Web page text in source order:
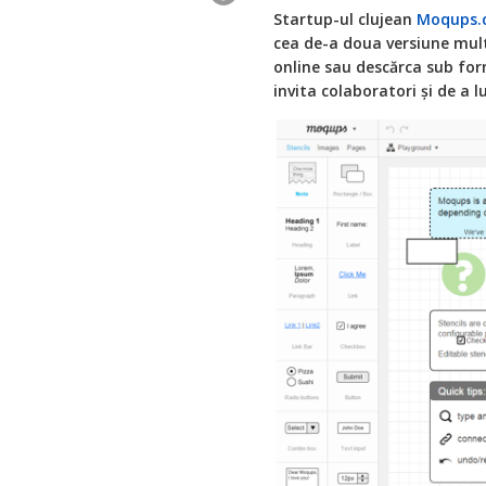
Startup-ul clujean
cea de-a doua versiune
online sau descărca sub
invita colaboratori și de a